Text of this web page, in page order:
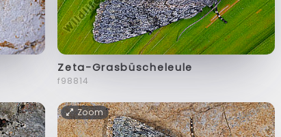
Zeta-Grasbüscheleule
f98814
Zoom